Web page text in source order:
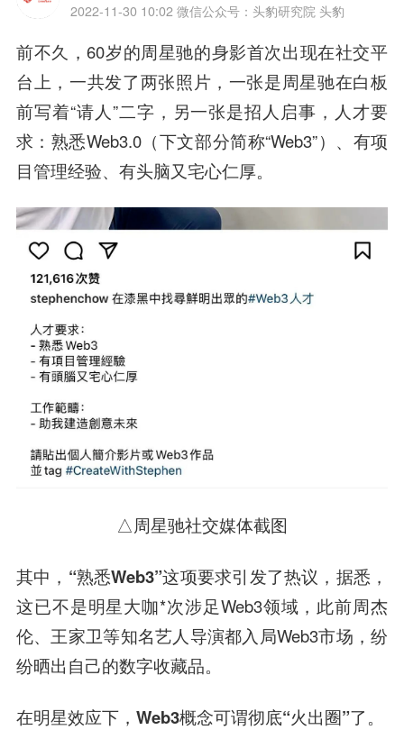
2022-11-30 10:02 微信公众号：头豹研究院 头豹
前不久，60岁的周星驰的身影首次出现在社交平
台上，一共发了两张照片，一张是周星驰在白板
前写着“请人”二字，另一张是招人启事，人才要
求：熟悉Web3.0（下文部分简称“Web3”）、有项
目管理经验、有头脑又宅心仁厚。
△周星驰社交媒体截图
其中， “熟悉Web3”这项要求引发了热议，据悉，
这已不是明星大咖*次涉足Web3领域，此前周杰
伦、王家卫等知名艺人导演都入局Web3市场，纷
纷晒出自己的数字收藏品。
在明星效应下，Web3概念可谓彻底“火出圈”了。